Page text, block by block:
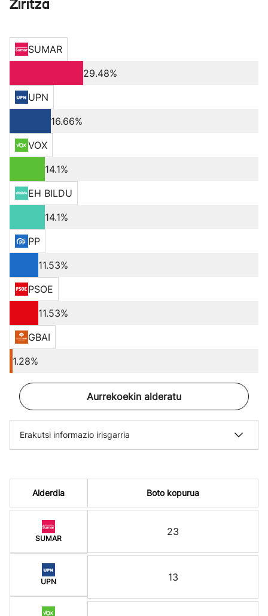
Ziritza
SUMAR
29.48%
UPN
16.66%
VOX
14.1%
EH BILDU
14.1%
PP
11.53%
PSOE
11.53%
GBAI
1.28%
Aurrekoekin alderatu
Erakutsi informazio irisgarria
Alderdia
SUMAR
UPN
Boto kopurua
23
13